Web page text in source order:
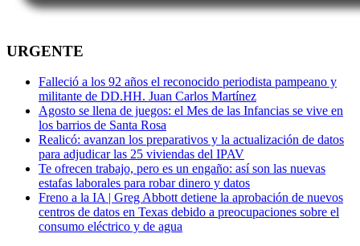
URGENTE
Falleció a los 92 años el reconocido periodista pampeano y
militante de DD.HH. Juan Carlos Martínez
Agosto se llena de juegos: el Mes de las Infancias se vive en
los barrios de Santa Rosa
Realicó: avanzan los preparativos y la actualización de datos
para adjudicar las 25 viviendas del IPAV
Te ofrecen trabajo, pero es un engaño: así son las nuevas
estafas laborales para robar dinero y datos
Freno a la IA | Greg Abbott detiene la aprobación de nuevos
centros de datos en Texas debido a preocupaciones sobre el
consumo eléctrico y de agua